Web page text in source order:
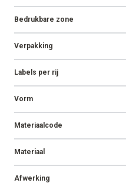
Bedrukbare zone
Verpakking
Labels per rij
Vorm
Materiaalcode
Materiaal
Afwerking